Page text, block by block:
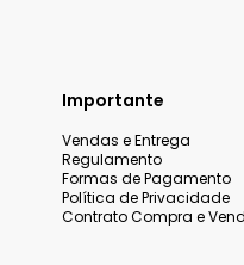
Importante
Vendas e Entrega
Regulamento
Formas de Pagamento
Política de Privacidade
Contrato Compra e